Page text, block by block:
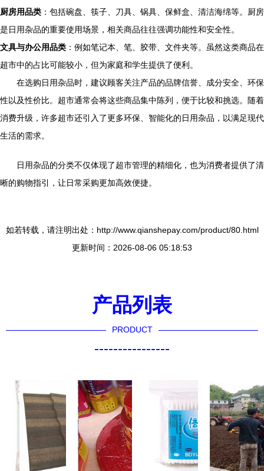
厨房用品类 ：包括碗盘、筷子、刀具、锅具、保鲜盒、清洁海绵等。厨房
是日用杂品的重要使用场景，相关商品往往强调功能性和安全性。
文具与办公用品类 ：例如笔记本、笔、胶带、文件夹等。虽然这类商品在
超市中的占比可能较小，但为家庭和学生提供了便利。
在选购日用杂品时，建议顾客关注产品的品牌信誉、成分安全、环保
性以及性价比。超市通常会将这些商品集中陈列，便于比较和挑选。随着
消费升级，许多超市还引入了更多环保、智能化的日用杂品，以满足现代
生活的需求。
日用杂品的分类不仅体现了超市管理的精细化，也为消费者提供了清
晰的购物指引，让日常采购更加高效便捷。
如若转载，请注明出处：http://www.qianshepay.com/product/80.html
更新时间：2026-08-06 05:18:53
产品列表
PRODUCT
----------------